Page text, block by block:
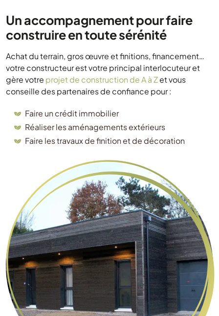
Un accompagnement pour faire
construire en toute sérénité
Achat du terrain, gros œuvre et finitions, financement…
votre constructeur est votre principal interlocuteur et
gère votre projet de construction de A à Zet vous
conseille des partenaires de confiance pour :
Faire un crédit immobilier
Réaliser les aménagements extérieurs
Faire les travaux de finition et de décoration